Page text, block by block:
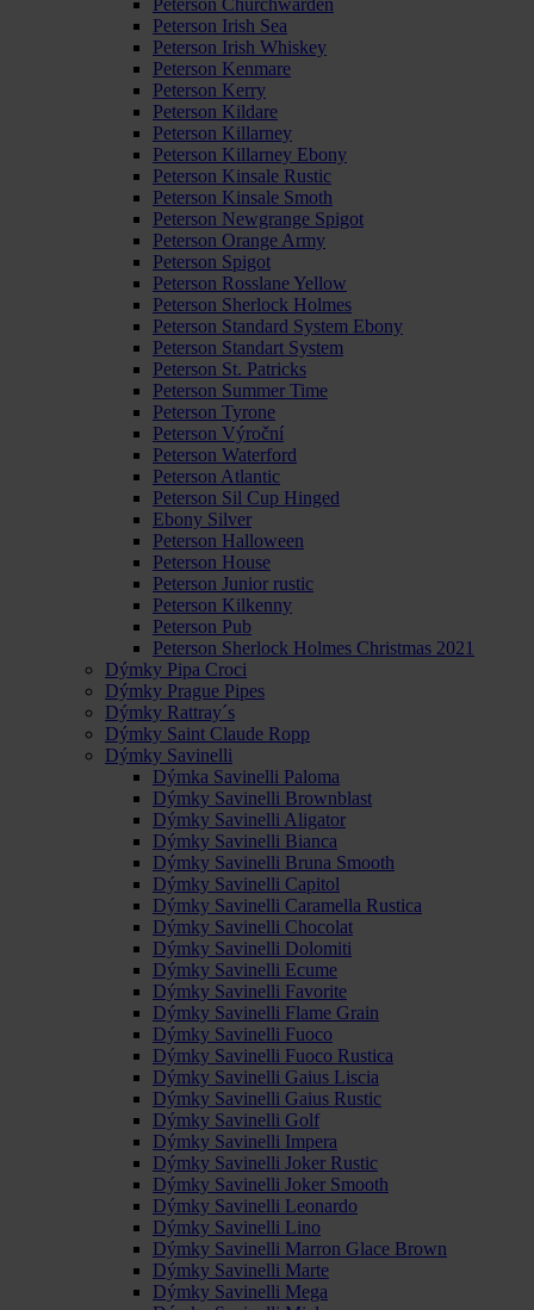
Peterson Irish Sea
Peterson Irish Whiskey
Peterson Kenmare
Peterson Kerry
Peterson Kildare
Peterson Killarney
Peterson Killarney Ebony
Peterson Kinsale Rustic
Peterson Kinsale Smoth
Peterson Newgrange Spigot
Peterson Orange Army
Peterson Spigot
Peterson Rosslane Yellow
Peterson Sherlock Holmes
Peterson Standard System Ebony
Peterson Standart System
Peterson St. Patricks
Peterson Summer Time
Peterson Tyrone
Peterson Výroční
Peterson Waterford
Peterson Atlantic
Peterson Sil Cup Hinged
Ebony Silver
Peterson Halloween
Peterson House
Peterson Junior rustic
Peterson Kilkenny
Peterson Pub
Peterson Sherlock Holmes Christmas 2021
Dýmky Pipa Croci
Dýmky Prague Pipes
Dýmky Rattray´s
Dýmky Saint Claude Ropp
Dýmky Savinelli
Dýmka Savinelli Paloma
Dýmky Savinelli Brownblast
Dýmky Savinelli Aligator
Dýmky Savinelli Bianca
Dýmky Savinelli Bruna Smooth
Dýmky Savinelli Capitol
Dýmky Savinelli Caramella Rustica
Dýmky Savinelli Chocolat
Dýmky Savinelli Dolomiti
Dýmky Savinelli Ecume
Dýmky Savinelli Favorite
Dýmky Savinelli Flame Grain
Dýmky Savinelli Fuoco
Dýmky Savinelli Fuoco Rustica
Dýmky Savinelli Gaius Liscia
Dýmky Savinelli Gaius Rustic
Dýmky Savinelli Golf
Dýmky Savinelli Impera
Dýmky Savinelli Joker Rustic
Dýmky Savinelli Joker Smooth
Dýmky Savinelli Leonardo
Dýmky Savinelli Lino
Dýmky Savinelli Marron Glace Brown
Dýmky Savinelli Marte
Dýmky Savinelli Mega